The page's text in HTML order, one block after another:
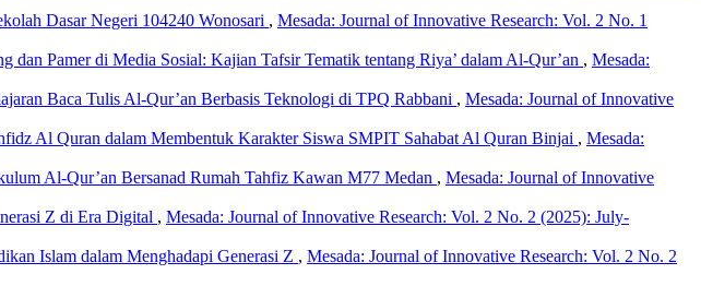
Dasar Negeri 104240 Wonosari , Mesada: Journal of Innovative Research: Vol. 2 No. 1
dan Pamer di Media Sosial: Kajian Tafsir Tematik tentang Riya’ dalam Al-Qur’an , Mesada:
Baca Tulis Al-Qur’an Berbasis Teknologi di TPQ Rabbani , Mesada: Journal of Innovative
Al Quran dalam Membentuk Karakter Siswa SMPIT Sahabat Al Quran Binjai , Mesada:
Al-Qur’an Bersanad Rumah Tahfiz Kawan M77 Medan , Mesada: Journal of Innovative
Z di Era Digital , Mesada: Journal of Innovative Research: Vol. 2 No. 2 (2025): July-
Islam dalam Menghadapi Generasi Z , Mesada: Journal of Innovative Research: Vol. 2 No. 2